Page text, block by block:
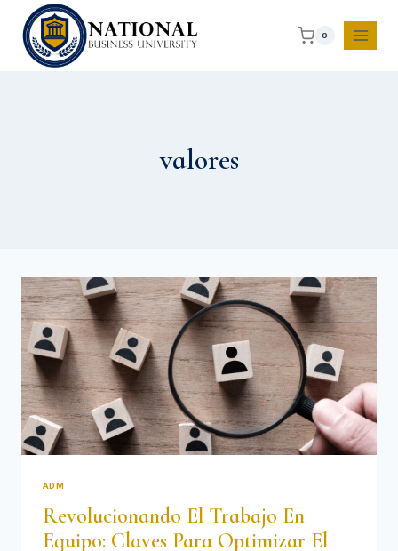
0
valores
ADM
Revolucionando El Trabajo En
Equipo: Claves Para Optimizar El